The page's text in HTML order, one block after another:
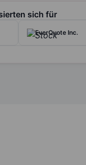
sich für
EverQuote Inc.